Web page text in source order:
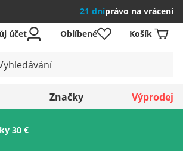
21 dníprávo na vrácení
účet Oblíbené Košík
Značky Výprodej
30 €